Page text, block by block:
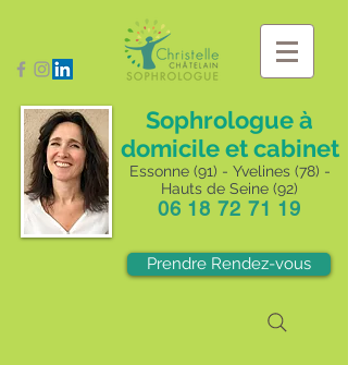
Sophrologue à
domicile et cabinet
Essonne (91) - Yvelines (78) -
Hauts de Seine (92)
06 18 72 71 19
Prendre Rendez-vous